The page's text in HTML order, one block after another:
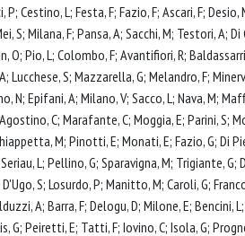
Cestino, L; Festa, F; Fazio, F; Ascari, F;
S; Milana, F; Pansa, A; Sacchi, M; Testori, A;
O; Pio, L; Colombo, F; Avantifiori, R;
Lucchese, S; Mazzarella, G; Melandro, F;
N; Epifani, A; Milano, V; Sacco, L; Nava, M;
C; Marafante, C; Moggia, E; Parini,
M; Pinotti, E; Monati, E; Fazio, G; Di
L; Pellino, G; Sparavigna, M; Trigiante,
S; Losurdo, P; Manitto, M; Caroli, G;
A; Barra, F; Delogu, D; Milone, E;
Peiretti, E; Tatti, F; Iovino, C; Isola, G;